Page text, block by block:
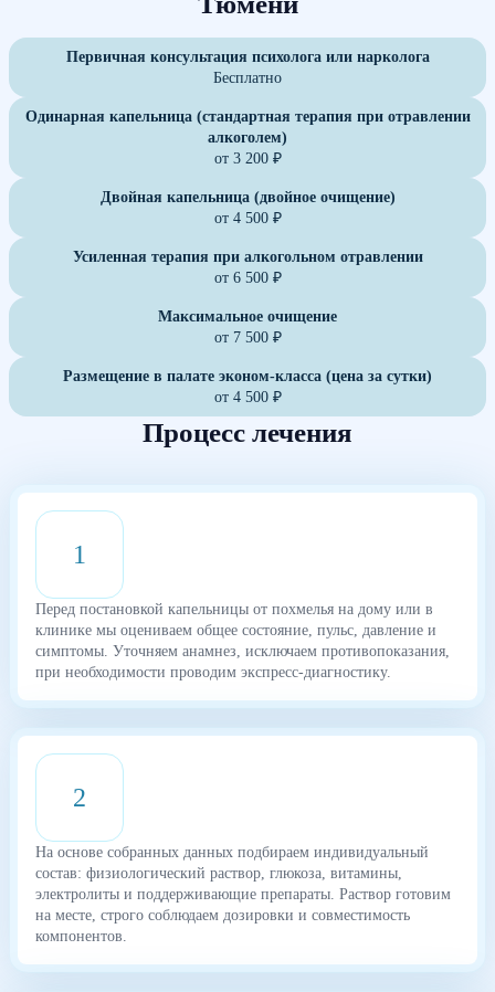
Первичная консультация психолога или нарколога
Бесплатно
Одинарная капельница (стандартная терапия при отравлении
алкоголем)
от 3 200 ₽
Двойная капельница (двойное очищение)
от 4 500 ₽
Усиленная терапия при алкогольном отравлении
от 6 500 ₽
Максимальное очищение
от 7 500 ₽
Размещение в палате эконом-класса (цена за сутки)
от 4 500 ₽
Процесс лечения
1
Перед постановкой капельницы от похмелья на дому или в
клинике мы оцениваем общее состояние, пульс, давление и
симптомы. Уточняем анамнез, исключаем противопоказания,
при необходимости проводим экспресс-диагностику.
2
На основе собранных данных подбираем индивидуальный
состав: физиологический раствор, глюкоза, витамины,
электролиты и поддерживающие препараты. Раствор готовим
на месте, строго соблюдаем дозировки и совместимость
компонентов.